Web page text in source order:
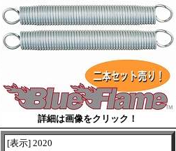
詳細は画像をクリック！
[表示] 2020